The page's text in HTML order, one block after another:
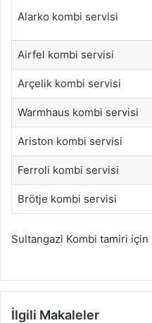
Alarko kombi servisi
Airfel kombi servisi
Arçelik kombi servisi
Warmhaus kombi servisi
Ariston kombi servisi
Ferroli kombi servisi
Brötje kombi servisi
Sultangazi Kombi tamiri
İlgili Makaleler